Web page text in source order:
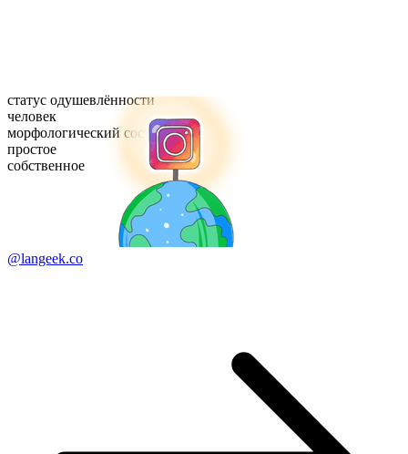
статус одушевлённости
человек
морфологический состав
простое
собственное
@langeek.co